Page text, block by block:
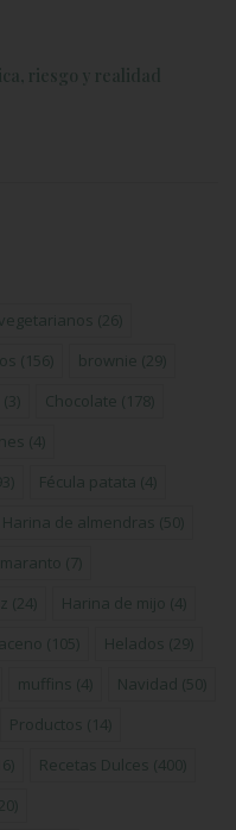
riesgo y realidad
(26)
(156) brownie (29)
(3) Chocolate (178)
(4)
Fécula patata (4)
Harina de almendras (50)
(7)
(24) Harina de mijo (4)
(105) Helados (29)
muffins (4) Navidad (50)
Productos (14)
Recetas Dulces (400)